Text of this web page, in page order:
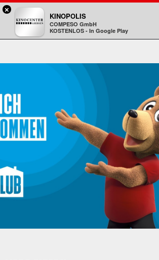
Kinopolis
×
KINOPOLIS
COMPESO GmbH
KOSTENLOS - In Google Play